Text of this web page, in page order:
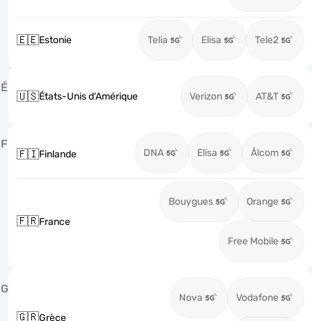
🇪🇪Estonie Telia Elisa Tele2
É
🇺🇸États-Unis d'Amérique Verizon AT&T
F
🇫🇮Finlande DNA Elisa Ålcom
🇫🇷France
Bouygues Orange
Free Mobile
G
🇬🇷Grèce
Nova Vodafone